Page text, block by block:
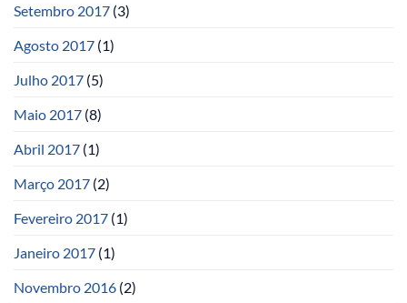
Setembro 2017 (3)
Agosto 2017 (1)
Julho 2017 (5)
Maio 2017 (8)
Abril 2017 (1)
Março 2017 (2)
Fevereiro 2017 (1)
Janeiro 2017 (1)
Novembro 2016 (2)